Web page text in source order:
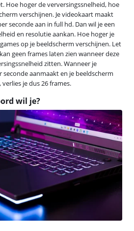
Hoe hoger de verversingssnelheid, hoe
verschijnen. Je videokaart maakt
seconde aan in full hd. Dan wil je een
en resolutie aankan. Hoe hoger je
op je beeldscherm verschijnen. Let
geen frames laten zien wanneer deze
zitten. Wanneer je
aanmaakt en je beeldscherm
je dus 26 frames.
wil je?